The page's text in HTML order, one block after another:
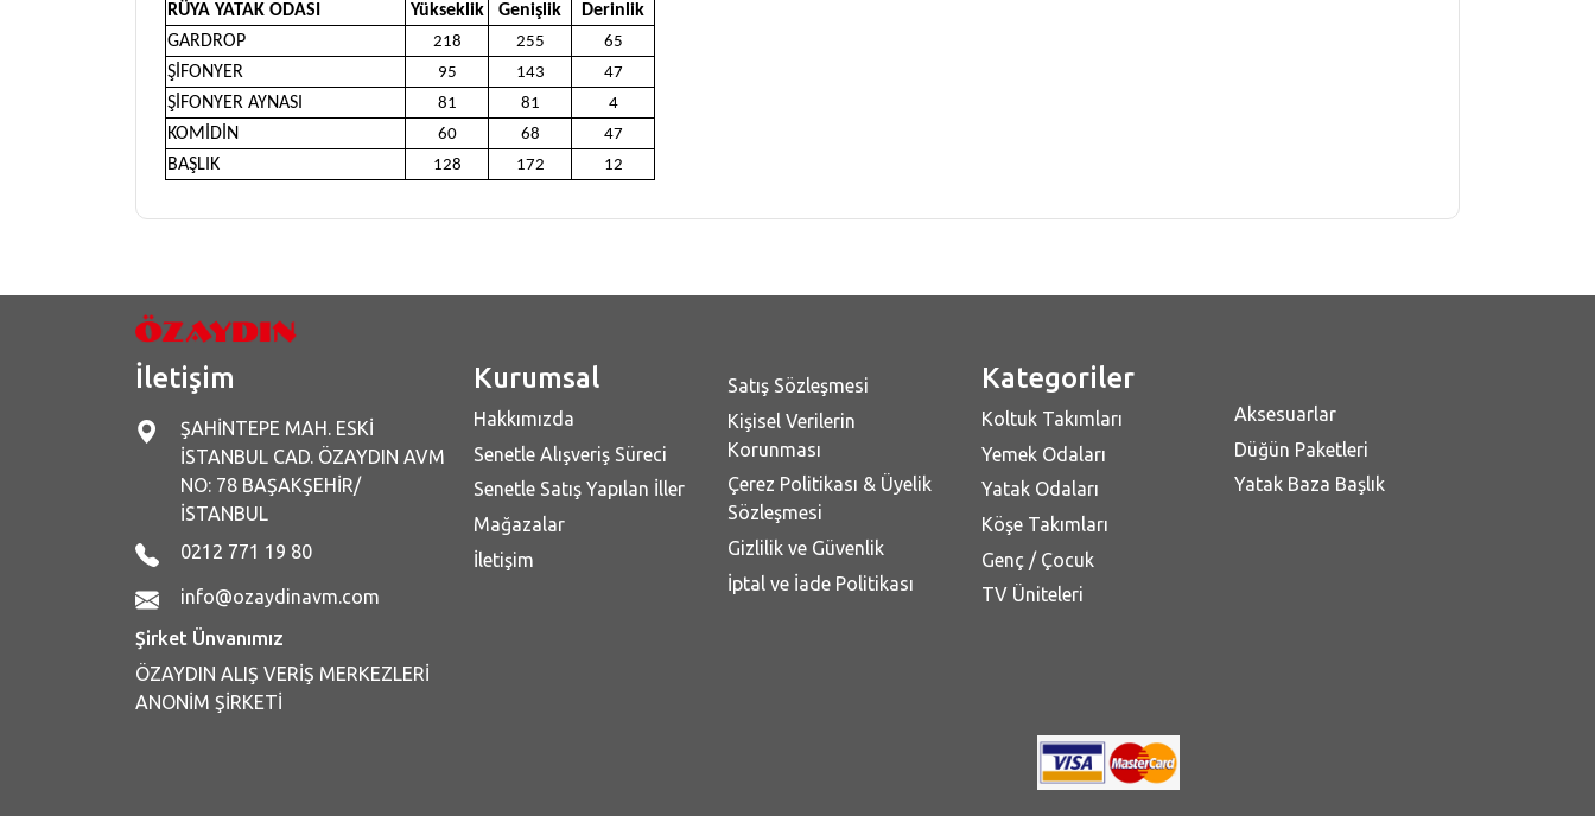
RÜYA YATAK ODASI Yükseklik Genişlik
Derinlik
GARDROP
218 255 65
ŞİFONYER 95 143 47
ŞİFONYER AYNASI 81 81 4
KOMİDİN 60 68 47
BAŞLIK 128 172 12
İletişim
ŞAHİNTEPE MAH. ESKİ
İSTANBUL CAD. ÖZAYDIN AVM
NO: 78 BAŞAKŞEHİR/
İSTANBUL
0212 771 19 80
info@ozaydinavm.com
Şirket Ünvanımız
ÖZAYDIN ALIŞ VERİŞ MERKEZLERİ
ANONİM ŞİRKETİ
Kurumsal
Hakkımızda
Senetle Alışveriş Süreci
Senetle Satış Yapılan İller
Mağazalar
İletişim
Satış Sözleşmesi
Kişisel Verilerin
Korunması
Çerez Politikası & Üyelik
Sözleşmesi
Gizlilik ve Güvenlik
İptal ve İade Politikası
Kategoriler
Koltuk Takımları
Yemek Odaları
Yatak Odaları
Köşe Takımları
Genç / Çocuk
TV Üniteleri
Aksesuarlar
Düğün Paketleri
Yatak Baza Başlık